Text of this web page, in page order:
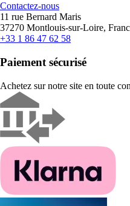
Contactez-nous
11 rue Bernard Maris
37270 Montlouis-sur-Loire,
+33 1 86 47 62 58
Paiement sécurisé
Achetez sur notre site en toute